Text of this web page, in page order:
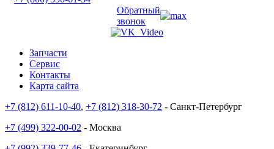
Обратный
звонок
Запчасти
Сервис
Контакты
Карта сайта
+7 (812) 611-10-40, +7 (812) 318-30-72 - Санкт-Петербург
+7 (499) 322-00-02 - Москва